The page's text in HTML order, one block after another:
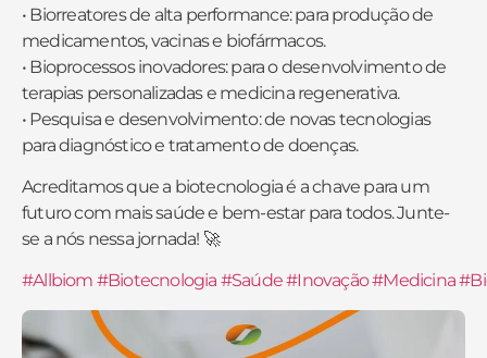
• Biorreatores de alta performance: para produção de
medicamentos, vacinas e biofármacos.
• Bioprocessos inovadores: para o desenvolvimento de
terapias personalizadas e medicina regenerativa.
• Pesquisa e desenvolvimento: de novas tecnologias
para diagnóstico e tratamento de doenças.
Acreditamos que a biotecnologia é a chave para um
futuro com mais saúde e bem-estar para todos. Junte-
se a nós nessa jornada! 🚀
#Allbiom #Biotecnologia #Saúde#Inovação#Medicina